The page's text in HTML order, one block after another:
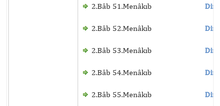
2.Bâb 51.Menâkıb
2.Bâb 52.Menâkıb
2.Bâb 53.Menâkıb
2.Bâb 54.Menâkıb
2.Bâb 55.Menâkıb